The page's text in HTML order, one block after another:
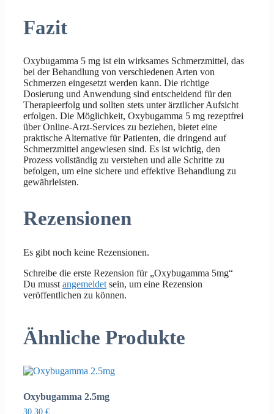
Fazit
Oxybugamma 5 mg ist ein wirksames Schmerzmittel, das
bei der Behandlung von verschiedenen Arten von
Schmerzen eingesetzt werden kann. Die richtige
Dosierung und Anwendung sind entscheidend für den
Therapieerfolg und sollten stets unter ärztlicher Aufsicht
erfolgen. Die Möglichkeit, Oxybugamma 5 mg rezeptfrei
über Online-Arzt-Services zu beziehen, bietet eine
praktische Alternative für Patienten, die dringend auf
Schmerzmittel angewiesen sind. Es ist wichtig, den
Prozess vollständig zu verstehen und alle Schritte zu
befolgen, um eine sichere und effektive Behandlung zu
gewährleisten.
Rezensionen
Es gibt noch keine Rezensionen.
Schreibe die erste Rezension für „Oxybugamma 5mg“
Du musst angemeldet sein, um eine Rezension
veröffentlichen zu können.
Ähnliche Produkte
Oxybugamma 2.5mg
30,30 €